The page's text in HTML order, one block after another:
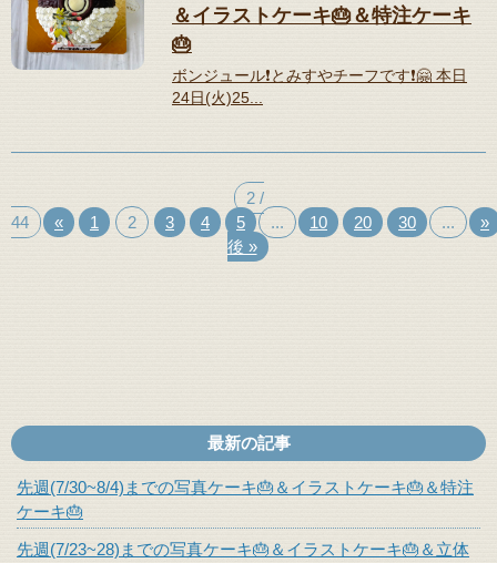
＆イラストケーキ🎂＆特注ケーキ
🎂
ボンジュール❗️とみすやチーフです❗️🤗 本日
24日(火)25...
2 /
44
« 1 2 3 4 5 ... 10 20 30 ...
»
後 »
最新の記事
先週(7/30~8/4)までの写真ケーキ🎂＆イラストケーキ🎂＆特注
ケーキ🎂
先週(7/23~28)までの写真ケーキ🎂＆イラストケーキ🎂＆立体